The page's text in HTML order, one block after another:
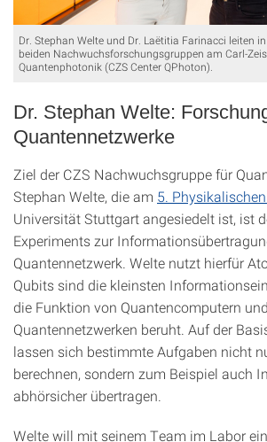
Dr. Stephan Welte und Dr. Laëtitia Farinacci leiten
beiden Nachwuchsforschungsgruppen am Carl-
Quantenphotonik (CZS Center QPhoton).
Dr. Stephan Welte:
Quantennetzwerke
Ziel der CZS Nachwuchsgruppe für
Stephan Welte, die am 5.
Universität Stuttgart angesiedelt ist, ist
Experiments zur
Quantennetzwerk. Welte nutzt hierfür
Qubits sind die kleinsten
die Funktion von Quantencomputern und
Quantennetzwerken beruht. Auf der
lassen sich bestimmte Aufgaben nicht
berechnen, sondern zum Beispiel auch
abhörsicher übertragen.
Welte will mit seinem Team im Labor